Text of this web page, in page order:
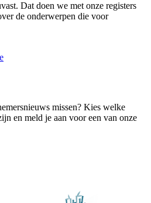
Dat doen we met onze registers
de onderwerpen die voor
missen? Kies welke
en meld je aan voor een van onze